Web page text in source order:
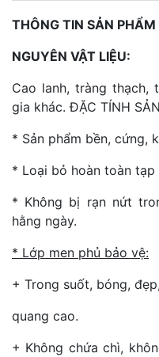
THÔNG TIN SẢN
NGUYÊN VẬT LIỆU:
Cao lanh, tràng thạch,
gia khác. ĐẶC TÍNH
* Sản phẩm bền, cứng,
* Loại bỏ hoàn toàn tạp
* Không bị rạn nứt
hằng ngày.
* Lớp men phủ bảo vệ:
+ Trong suốt, bóng,
quang cao.
+ Không chứa chì,